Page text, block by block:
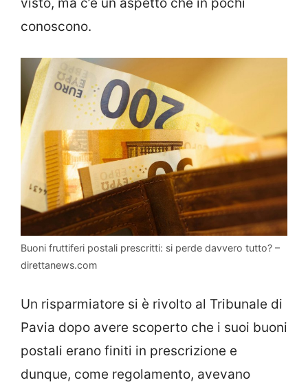
conoscono.
Buoni fruttiferi postali prescritti: si perde davvero tutto? –
direttanews.com
Un risparmiatore si è rivolto al Tribunale di
Pavia dopo avere scoperto che i suoi buoni
postali erano finiti in prescrizione e
dunque, come regolamento, avevano